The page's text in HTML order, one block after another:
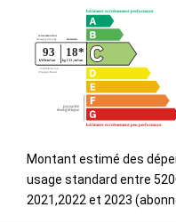
Montant estimé des
usage standard entre
2021,2022 et 2023